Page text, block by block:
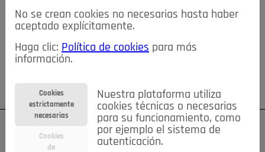
NOTICIAS SERVICIOS DE INTERÉS
TABLÓN DE ANUNCIOS MIS ANUNCIOS CONTACTO
NOSOTROS
Su cuenta Regístrese ¿Olvidó su contraseña?
No se crean cookies no necesarias hasta haber
aceptado explícitamente.
Haga clic: Política de cookies para más
información.
Cookies
estrictamente
necesarias
Cookies
de
Nuestra plataforma utiliza
cookies técnicas o necesarias
para su funcionamiento, como
por ejemplo el sistema de
autenticación.